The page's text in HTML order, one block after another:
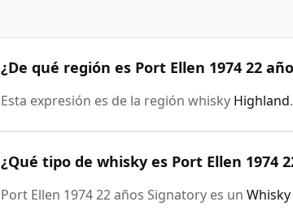
¿De qué región es Port Ellen 1974 22
Esta expresión es de la región whisky Highland.
¿Qué tipo de whisky es Port Ellen 1974
Port Ellen 1974 22 años Signatory es un